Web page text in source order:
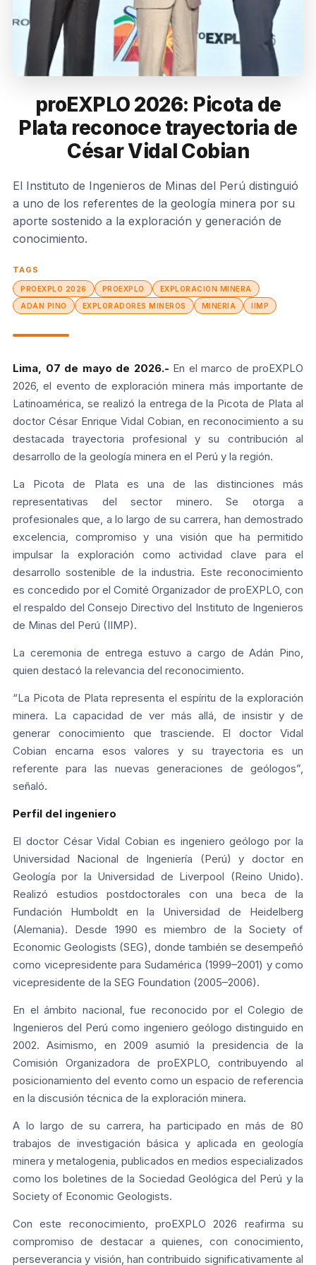
proEXPLO 2026: Picota de
Plata reconoce trayectoria de
César Vidal Cobian
El Instituto de Ingenieros de Minas del Perú distinguió
a uno de los referentes de la geología minera por su
aporte sostenido a la exploración y generación de
conocimiento.
TAGS
PROEXPLO 2026 PROEXPLO
EXPLORACION MINERA
ADAN PINO
EXPLORADORES MINEROS MINERIA IIMP
Lima, 07 de mayo de 2026.- En el marco de proEXPLO
2026, el evento de exploración minera más importante de
Latinoamérica, se realizó la entrega de la Picota de Plata al
doctor César Enrique Vidal Cobian, en reconocimiento a su
destacada trayectoria profesional y su contribución al
desarrollo de la geología minera en el Perú y la región.
La Picota de Plata es una de las distinciones más
representativas del sector minero. Se otorga a
profesionales que, a lo largo de su carrera, han demostrado
excelencia, compromiso y una visión que ha permitido
impulsar la exploración como actividad clave para el
desarrollo sostenible de la industria. Este reconocimiento
es concedido por el Comité Organizador de proEXPLO, con
el respaldo del Consejo Directivo del Instituto de Ingenieros
de Minas del Perú (IIMP).
La ceremonia de entrega estuvo a cargo de Adán Pino,
quien destacó la relevancia del reconocimiento.
“La Picota de Plata representa el espíritu de la exploración
minera. La capacidad de ver más allá, de insistir y de
generar conocimiento que trasciende. El doctor Vidal
Cobian encarna esos valores y su trayectoria es un
referente para las nuevas generaciones de geólogos”,
señaló.
Perfil del ingeniero
El doctor César Vidal Cobian es ingeniero geólogo por la
Universidad Nacional de Ingeniería (Perú) y doctor en
Geología por la Universidad de Liverpool (Reino Unido).
Realizó estudios postdoctorales con una beca de la
Fundación Humboldt en la Universidad de Heidelberg
(Alemania). Desde 1990 es miembro de la Society of
Economic Geologists (SEG), donde también se desempeñó
como vicepresidente para Sudamérica (1999–2001) y como
vicepresidente de la SEG Foundation (2005–2006).
En el ámbito nacional, fue reconocido por el Colegio de
Ingenieros del Perú como ingeniero geólogo distinguido en
2002. Asimismo, en 2009 asumió la presidencia de la
Comisión Organizadora de proEXPLO, contribuyendo al
posicionamiento del evento como un espacio de referencia
en la discusión técnica de la exploración minera.
A lo largo de su carrera, ha participado en más de 80
trabajos de investigación básica y aplicada en geología
minera y metalogenia, publicados en medios especializados
como los boletines de la Sociedad Geológica del Perú y la
Society of Economic Geologists.
Con este reconocimiento, proEXPLO 2026 reafirma su
compromiso de destacar a quienes, con conocimiento,
perseverancia y visión, han contribuido significativamente al